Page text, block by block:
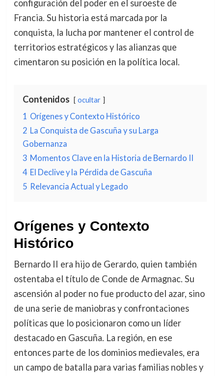
configuración del poder en el suroeste de
Francia. Su historia está marcada por la
conquista, la lucha por mantener el control de
territorios estratégicos y las alianzas que
cimentaron su posición en la política local.
Contenidos ocultar
1 Orígenes y Contexto Histórico
2 La Conquista de Gascuña y su Larga
Gobernanza
3 Momentos Clave en la Historia de Bernardo II
4 El Declive y la Pérdida de Gascuña
5 Relevancia Actual y Legado
Orígenes y Contexto
Histórico
Bernardo II era hijo de Gerardo, quien también
ostentaba el título de Conde de Armagnac. Su
ascensión al poder no fue producto del azar, sino
de una serie de maniobras y confrontaciones
políticas que lo posicionaron como un líder
destacado en Gascuña. La región, en ese
entonces parte de los dominios medievales, era
un campo de batalla para varias familias nobles y